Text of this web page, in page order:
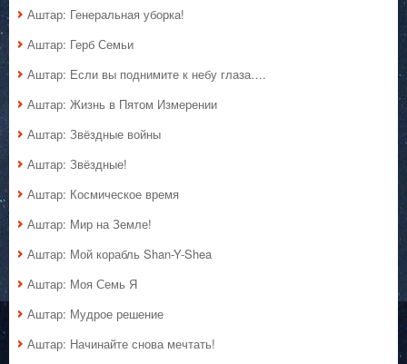
Аштар: Генеральная уборка!
Аштар: Герб Семьи
Аштар: Если вы поднимите к небу глаза….
Аштар: Жизнь в Пятом Измерении
Аштар: Звёздные войны
Аштар: Звёздные!
Аштар: Космическое время
Аштар: Мир на Земле!
Аштар: Мой корабль Shan-Y-Shea
Аштар: Моя Семь Я
Аштар: Мудрое решение
Аштар: Начинайте снова мечтать!